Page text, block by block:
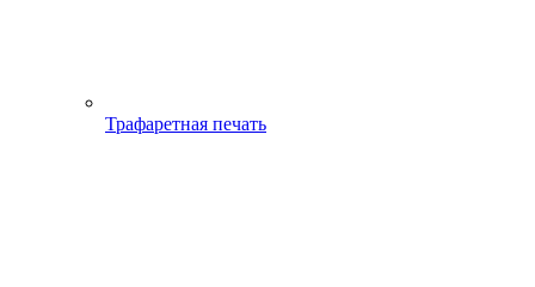
Трафаретная печать